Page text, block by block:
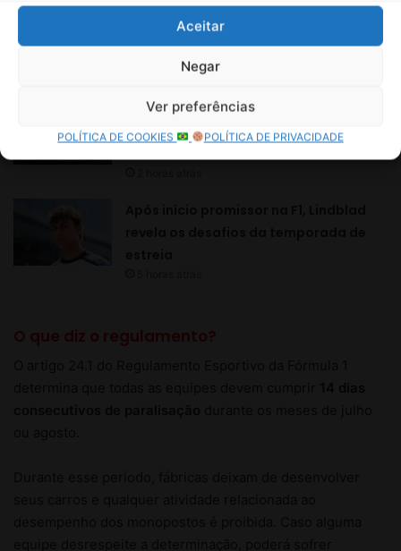
Aceitar
Negar
Ver preferências
POLÍTICA DE COOKIES POLÍTICA DE PRIVACIDADE